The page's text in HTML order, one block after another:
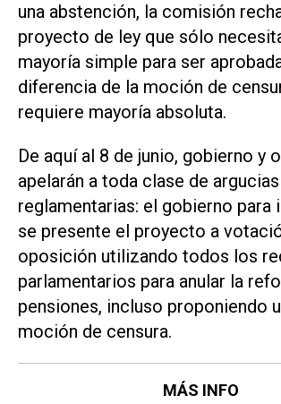
una abstención, la comisión
proyecto de ley que sólo
mayoría simple para ser
diferencia de la moción de
requiere mayoría absoluta.
De aquí al 8 de junio, gobierno y
apelarán a toda clase de argucias
reglamentarias: el gobierno para
se presente el proyecto a
oposición utilizando todos los
parlamentarios para anular la
pensiones, incluso proponiendo
moción de censura.
MÁS INFO